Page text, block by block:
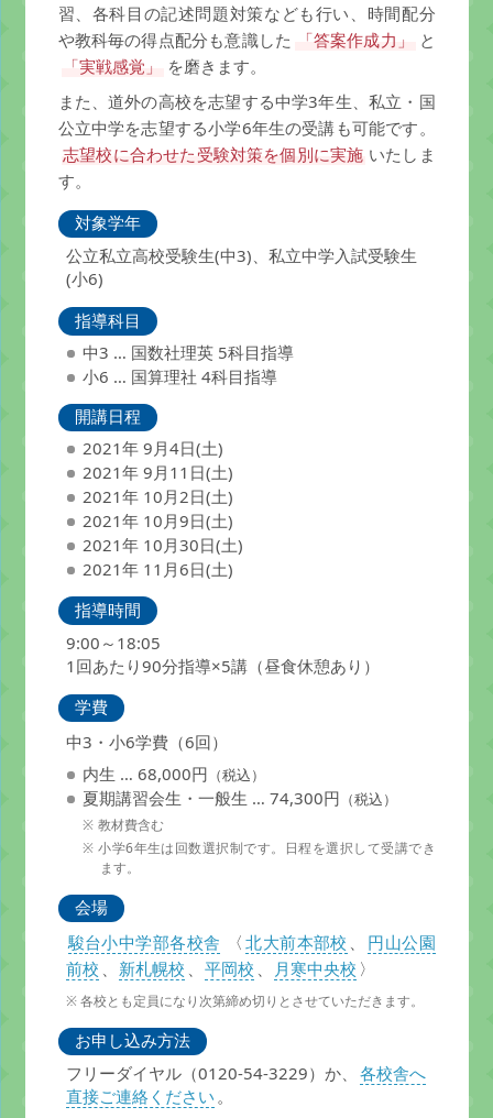
習、各科目の記述問題対策なども行い、時間配分
や教科毎の得点配分も意識した
「答案作成力」
と
「実戦感覚」
を磨きます。
また、道外の高校を志望する中学3年生、私立・国
公立中学を志望する小学6年生の受講も可能です。
志望校に合わせた受験対策を個別に実施 いたしま
す。
対象学年
公立私立高校受験生(中3)、私立中学入試受験生
(小6)
指導科目
中3 … 国数社理英 5科目指導
小6 … 国算理社 4科目指導
開講日程
2021年 9月4日(土)
2021年 9月11日(土)
2021年 10月2日(土)
2021年 10月9日(土)
2021年 10月30日(土)
2021年 11月6日(土)
指導時間
9:00～18:05
1回あたり90分指導×5講（昼食休憩あり）
学費
中3・小6学費（6回）
内生 … 68,000円 （税込）
夏期講習会生・一般生 … 74,300円 （税込）
教材費含む
小学6年生は回数選択制です。日程を選択して受講でき
ます。
会場
駿台小中学部各校舎
〈 北大前本部校 、
円山公園
前校 、 新札幌校 、 平岡校 、 月寒中央校 〉
各校とも定員になり次第締め切りとさせていただきます。
お申し込み方法
フリーダイヤル（0120-54-3229）か、 各校舎へ
直接ご連絡ください 。